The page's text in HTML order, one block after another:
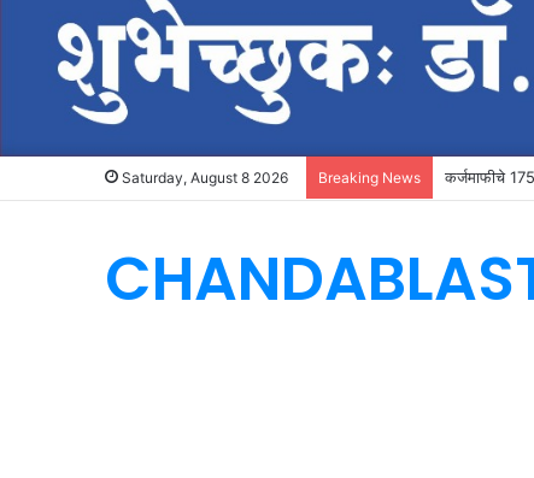
Saturday, August 8 2026 Breaking News कर्जमाफीचे